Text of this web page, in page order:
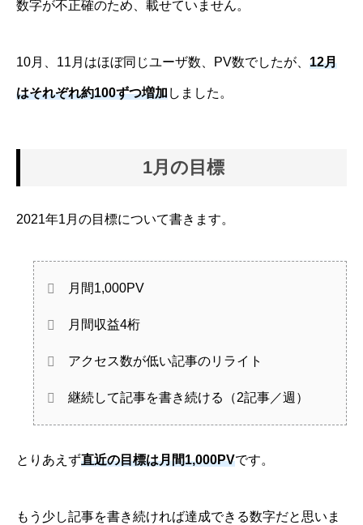
数字が不正確のため、載せていません。
10月、11月はほぼ同じユーザ数、PV数でしたが、 12月
はそれぞれ約100ずつ増加しました。
1月の目標
2021年1月の目標について書きます。
月間1,000PV
月間収益4桁
アクセス数が低い記事のリライト
継続して記事を書き続ける（2記事／週）
とりあえず直近の目標は月間1,000PVです。
もう少し記事を書き続ければ達成できる数字だと思いま